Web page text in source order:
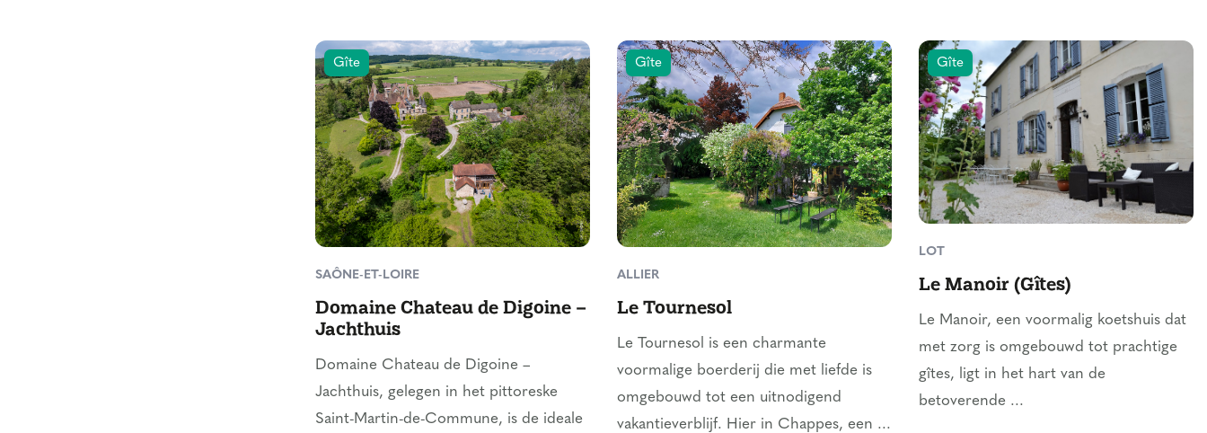
Gîte
SAÔNE-ET-LOIRE
Domaine Chateau de Digoine –
Jachthuis
Domaine Chateau de Digoine –
Jachthuis, gelegen in het pittoreske
Saint-Martin-de-Commune, is de ideale
Gîte
ALLIER
Le Tournesol
Le Tournesol is een charmante
voormalige boerderij die met liefde is
omgebouwd tot een uitnodigend
vakantieverblijf. Hier in Chappes, een ...
Gîte
LOT
Le Manoir (Gîtes)
Le Manoir, een voormalig koetshuis dat
met zorg is omgebouwd tot prachtige
gîtes, ligt in het hart van de
betoverende ...